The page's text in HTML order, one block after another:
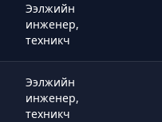
Ээлжийн
инженер,
техникч
Ээлжийн
инженер,
техникч